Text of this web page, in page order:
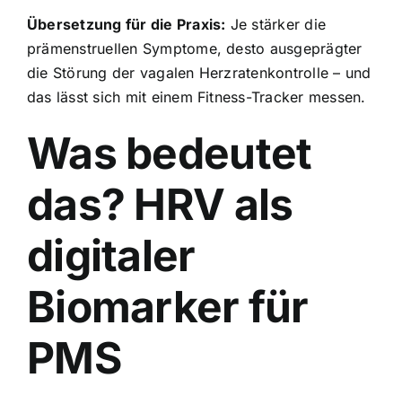
Übersetzung für die Praxis: Je stärker die
prämenstruellen Symptome, desto ausgeprägter
die Störung der vagalen Herzratenkontrolle – und
das lässt sich mit einem Fitness-Tracker messen.
Was bedeutet
das? HRV als
digitaler
Biomarker für
PMS